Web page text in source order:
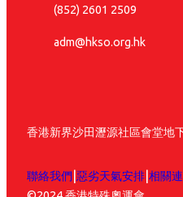
(852) 2601 2509
adm@hkso.org.hk
香港新界沙田瀝源社區會堂地
聯絡我們 惡劣天氣安排 相關